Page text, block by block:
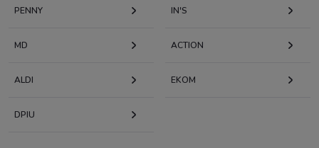
PENNY IN'S
MD ACTION
ALDI EKOM
DPIU